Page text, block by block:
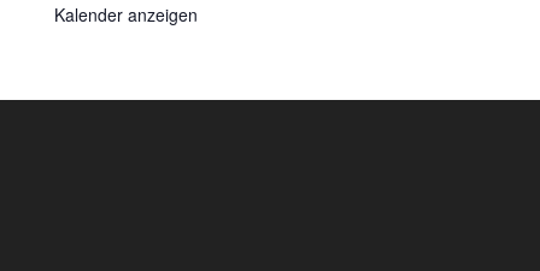
Kalender anzeigen